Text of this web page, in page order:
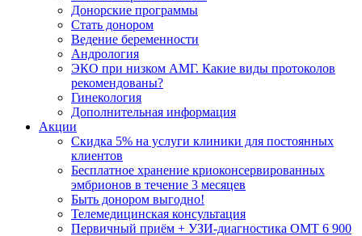
Донорские программы
Стать донором
Ведение беременности
Андрология
ЭКО при низком АМГ. Какие виды протоколов
рекомендованы?
Гинекология
Дополнительная информация
Акции
Скидка 5% на услуги клиники для постоянных
клиентов
Бесплатное хранение криоконсервированных
эмбрионов в течение 3 месяцев
Быть донором выгодно!
Телемедицинская консультация
Первичный приём + УЗИ-диагностика ОМТ 6 900